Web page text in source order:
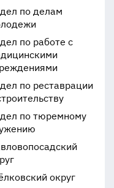
по делам
по работе с
по реставрации
по тюремному
округ